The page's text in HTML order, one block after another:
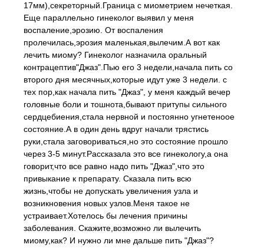
17мм),секреторный.Граница с миометрием нечеткая.
Еще параллельно гинеколог выявил у меня
воспаление,эрозию. От воспаления
пролечилась,эрозия маленькая,вылечим.А вот как
лечить миому? Гинеколог назначила оральный
контрацептив"Джаз".Пью его 3 недели,начала пить со
второго дня месячных,которые идут уже 3 недели. с
тех пор,как начала пить "Джаз", у меня каждый вечер
головные боли и тошнота,бывают притупы сильного
сердцебиения,стала нервной и постоянно угнетеноое
состояние.А в один день вдруг начали трястись
руки,стала заговориваться,но это состояние прошло
через 3-5 минут.Рассказала это все гинекологу,а она
говорит,что все равно надо пить "Джаз",что это
привыкание к препарату. Сказала пить всю
жизнь,чтобы не допускать увеличения узла и
возникновения новых узлов.Меня такое не
устраивает.Хотелось бы лечения причины
заболевания. Скажите,возможно ли вылечить
миому,как? И нужно ли мне дальше пить "Джаз"?